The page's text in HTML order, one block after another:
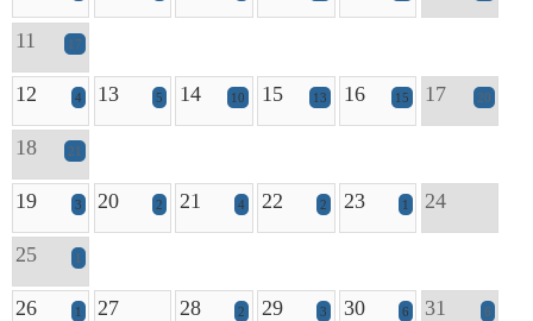
11 17
12 4 13 5 14 10 15 13 16 15 17 20
18 21
19 3 20 2 21 4 22 2 23 1 24
25 1
26 1 27 28 2 29 3 30 6 31 6